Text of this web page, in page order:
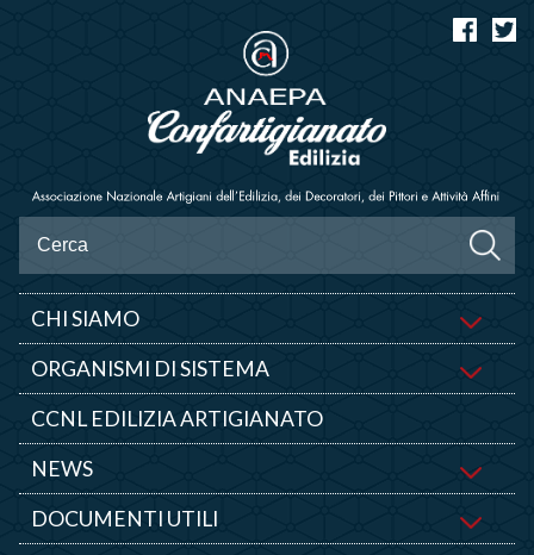
CHI SIAMO
ORGANISMI DI SISTEMA
CCNL EDILIZIA ARTIGIANATO
NEWS
DOCUMENTI UTILI